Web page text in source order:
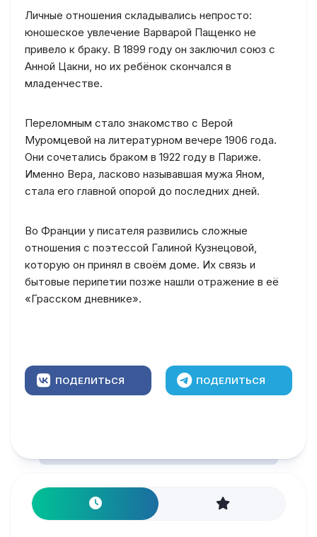
Личные отношения складывались непросто:
юношеское увлечение Варварой Пащенко не
привело к браку. В 1899 году он заключил союз с
Анной Цакни, но их ребёнок скончался в
младенчестве.
Переломным стало знакомство с Верой
Муромцевой на литературном вечере 1906 года.
Они сочетались браком в 1922 году в Париже.
Именно Вера, ласково называвшая мужа Яном,
стала его главной опорой до последних дней.
Во Франции у писателя развились сложные
отношения с поэтессой Галиной Кузнецовой,
которую он принял в своём доме. Их связь и
бытовые перипетии позже нашли отражение в её
«Грасском дневнике».
ПОДЕЛИТЬСЯ ПОДЕЛИТЬСЯ